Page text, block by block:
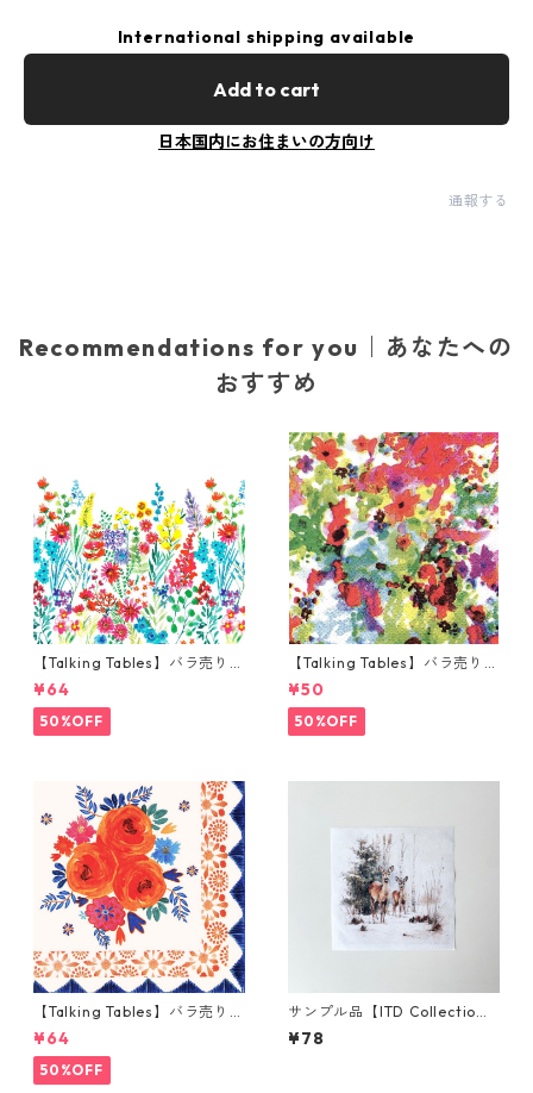
International shipping available
Add to cart
日本国内にお住まいの方向け
通報する
Recommendations for you｜あなたへの
おすすめ
【Talking Tables】バラ売り1
枚 ランチサイズ ペーパーナプ
キン MEADOW ホワイト
¥64
50%OFF
【Talking Tables】バラ売り1
枚 ポケットサイズ ペーパーナ
プキン FLORAL FIESTA マル
チカラー
¥50
50%OFF
【Talking Tables】バラ売り1
枚 ランチサイズ ペーパーナプ
キン BOHO ライトピンク
¥64
50%OFF
サンプル品【ITD Collectio
n】ミニサイズ ライスペーパー
RSM2952 デコパージュ
¥78